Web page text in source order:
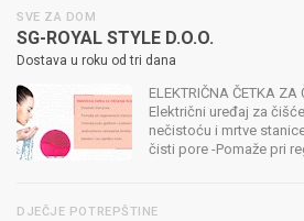
SVE ZA DOM
SG-ROYAL STYLE D.O.O.
Dostava u roku od tri dana
ELEKTRIČNA ČETKA ZA
Električni uređaj za
nečistoću i mrtve
čisti pore -Pomaže pri
DJEČJE POTREPŠTINE